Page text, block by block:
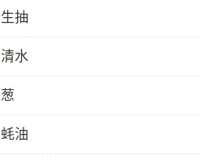
生抽
清水
葱
蚝油